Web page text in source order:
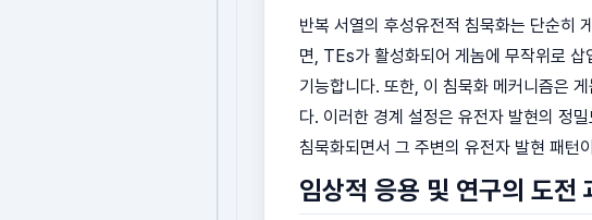
반복 서열의 후성유전적 침묵화는 단순히
면, TEs가 활성화되어 게놈에 무작위로 삽
기능합니다. 또한, 이 침묵화 메커니즘은
다. 이러한 경계 설정은 유전자 발현의 정
침묵화되면서 그 주변의 유전자 발현 패턴
임상적 응용 및 연구의 도전